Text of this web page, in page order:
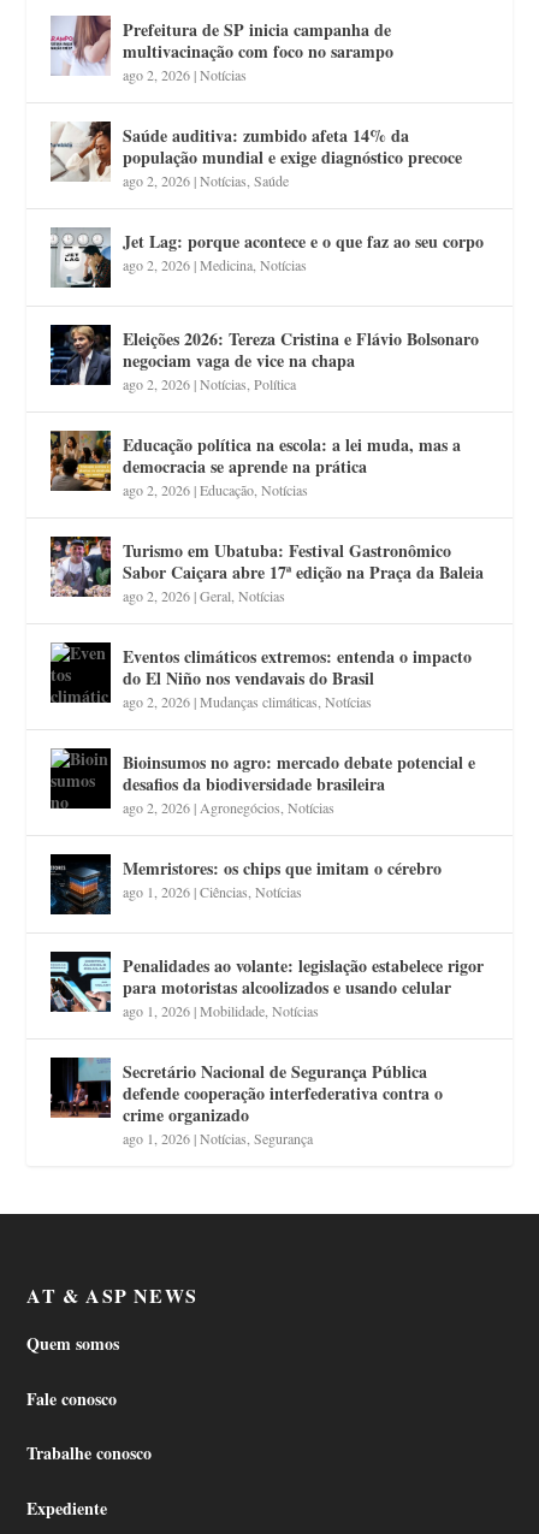
Prefeitura de SP inicia campanha de
multivacinação com foco no sarampo
ago 2, 2026|Notícias
Saúde auditiva: zumbido afeta 14% da
população mundial e exige diagnóstico precoce
ago 2, 2026|Notícias,Saúde
Jet Lag: porque acontece e o que faz ao seu corpo
ago 2, 2026|Medicina,Notícias
Eleições 2026: Tereza Cristina e Flávio Bolsonaro
negociam vaga de vice na chapa
ago 2, 2026|Notícias,Política
Educação política na escola: a lei muda, mas a
democracia se aprende na prática
ago 2, 2026|Educação,Notícias
Turismo em Ubatuba: Festival Gastronômico
Sabor Caiçara abre 17ª edição na Praça da Baleia
ago 2, 2026|Geral,Notícias
Eventos climáticos extremos: entenda o impacto
do El Niño nos vendavais do Brasil
ago 2, 2026|Mudanças climáticas,Notícias
Bioinsumos no agro: mercado debate potencial e
desafios da biodiversidade brasileira
ago 2, 2026|Agronegócios,Notícias
Memristores: os chips que imitam o cérebro
ago 1, 2026|Ciências,Notícias
Penalidades ao volante: legislação estabelece rigor
para motoristas alcoolizados e usando celular
ago 1, 2026|Mobilidade,Notícias
Secretário Nacional de Segurança Pública
defende cooperação interfederativa contra o
crime organizado
ago 1, 2026|Notícias,Segurança
AT & ASP NEWS
Quem somos
Fale conosco
Trabalhe conosco
Expediente